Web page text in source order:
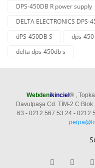
DPS-450DB R power supply
DELTA ELECTRONICS
dPS-450DB S
dps-450
delta dps-450db s
Webdenikinciel ®,
Davutpaşa Cd. TİM-2 C Blok
63 - 0212 567 53 24 - 0212